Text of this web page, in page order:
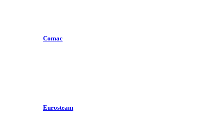
Comac
Eurosteam